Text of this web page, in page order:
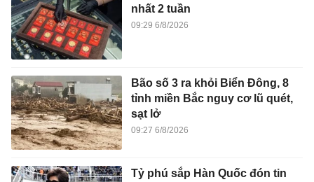
nhất 2 tuần
09:29 6/8/2026
Bão số 3 ra khỏi Biển Đông, 8
tỉnh miền Bắc nguy cơ lũ quét,
sạt lở
09:27 6/8/2026
Tỷ phú sắp Hàn Quốc đón tin